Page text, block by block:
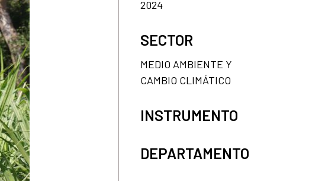
2024
SECTOR
MEDIO AMBIENTE Y
CAMBIO CLIMÁTICO
INSTRUMENTO
DEPARTAMENTO